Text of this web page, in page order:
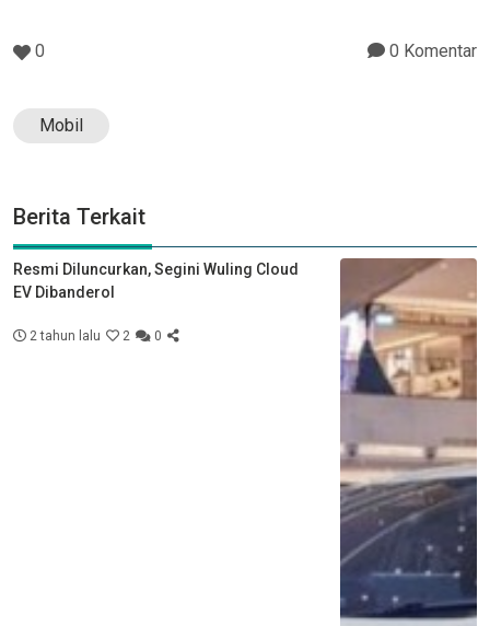
0 0 Komentar
Mobil
Berita Terkait
Resmi Diluncurkan, Segini Wuling Cloud
EV Dibanderol
2 tahun lalu 2 0